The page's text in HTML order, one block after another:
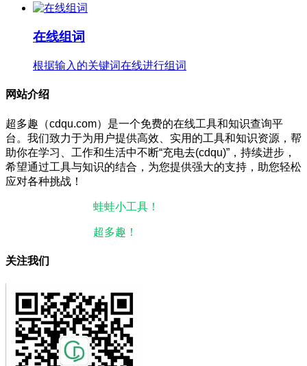
在线组词
根据输入的关键词在线进行组词
网站介绍
超多趣（cdqu.com）是一个免费的在线工具和知识查询平
台。我们致力于为用户提供高效、实用的工具和知识资源，帮
助你在学习、工作和生活中不断“充电去(cdqu)”，持续进步，
希望通过工具与知识的结合，为您提供强大的支持，助您轻松
应对各种挑战！
蛙蛙小工具！
超多趣！
关注我们